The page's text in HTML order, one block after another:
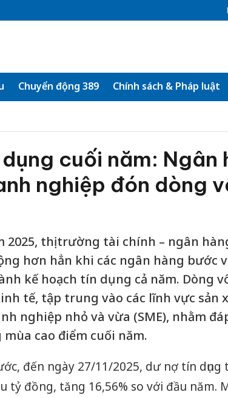
Chuyển động 389 Chính sách & Pháp luật
cuối năm: Ngân
nghiệp đón dòng
2025, thị trường tài chính – ngân
hơn hẳn khi các ngân hàng bước
kế hoạch tín dụng cả năm. Dòng
tế, tập trung vào các lĩnh vực sản
nghiệp nhỏ và vừa (SME), nhằm
cao điểm cuối năm.
đến ngày 27/11/2025, dư nợ tín dụng
tỷ đồng, tăng 16,56% so với đầu năm.